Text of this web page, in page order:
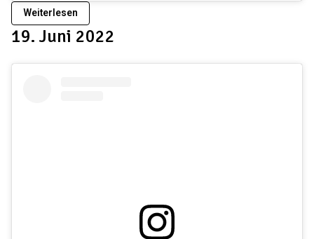
Weiterlesen
19. Juni 2022